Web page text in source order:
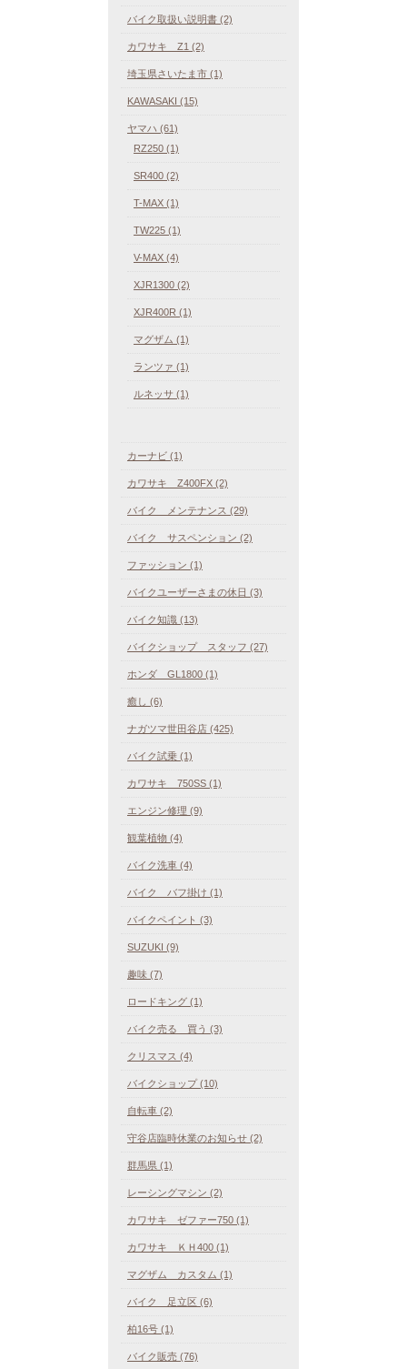
バイク取扱い説明書 (2)
カワサキ Z1 (2)
埼玉県さいたま市 (1)
KAWASAKI (15)
ヤマハ (61)
RZ250 (1)
SR400 (2)
T-MAX (1)
TW225 (1)
V-MAX (4)
XJR1300 (2)
XJR400R (1)
マグザム (1)
ランツァ (1)
ルネッサ (1)
カーナビ (1)
カワサキ Z400FX (2)
バイク メンテナンス (29)
バイク サスペンション (2)
ファッション (1)
バイクユーザーさまの休日 (3)
バイク知識 (13)
バイクショップ スタッフ (27)
ホンダ GL1800 (1)
癒し (6)
ナガツマ世田谷店 (425)
バイク試乗 (1)
カワサキ 750SS (1)
エンジン修理 (9)
観葉植物 (4)
バイク洗車 (4)
バイク バフ掛け (1)
バイクペイント (3)
SUZUKI (9)
趣味 (7)
ロードキング (1)
バイク売る 買う (3)
クリスマス (4)
バイクショップ (10)
自転車 (2)
守谷店臨時休業のお知らせ (2)
群馬県 (1)
レーシングマシン (2)
カワサキ ゼファー750 (1)
カワサキ ＫＨ400 (1)
マグザム カスタム (1)
バイク 足立区 (6)
柏16号 (1)
バイク販売 (76)